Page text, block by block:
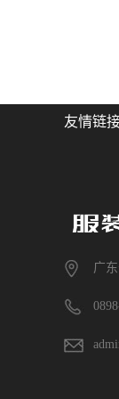
友情链接
广